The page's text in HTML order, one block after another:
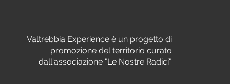
Valtrebbia Experience è un progetto di
promozione del territorio curato
dall'associazione "Le Nostre Radici".